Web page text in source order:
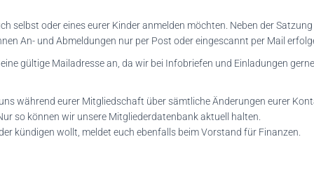
selbst oder eines eurer Kinder anmelden möchten. Neben der
An- und Abmeldungen nur per Post oder eingescannt per Mail
gültige Mailadresse an, da wir bei Infobriefen und Einladungen
während eurer Mitgliedschaft über sämtliche Änderungen eurer
so können wir unsere Mitgliederdatenbank aktuell halten.
kündigen wollt, meldet euch ebenfalls beim Vorstand für Finanzen.